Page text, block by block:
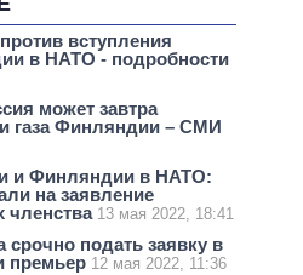
вступления
в НАТО - подробности
может завтра
газа Финляндии – СМИ
и Финляндии в НАТО:
на заявление
членства 13 мая 2022, 18:41
подать заявку в
премьер 12 мая 2022, 11:36